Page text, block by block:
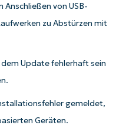
Anschließen von USB-
zu Abstürzen mit
dem Update fehlerhaft sein
gemeldet,
Geräten.